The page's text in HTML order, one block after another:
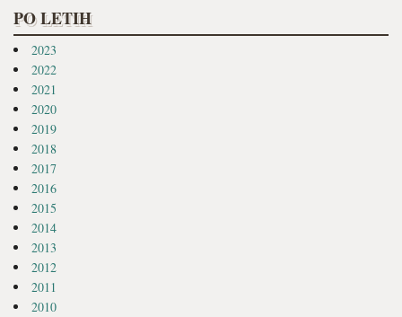
PO LETIH
2023
2022
2021
2020
2019
2018
2017
2016
2015
2014
2013
2012
2011
2010